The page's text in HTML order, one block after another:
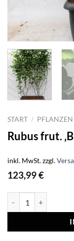
START /
Rubus frut.
inkl. MwSt.zzgl.
123,99€